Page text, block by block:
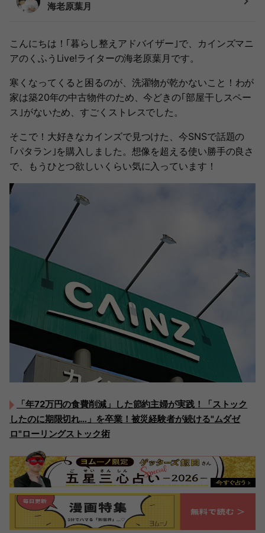
海老原葉月
こんにちは！｢暮らし整えアドバイザー｣で、カインズマニ
アのくふうLive!ライターの海老原葉月です。
寒くなってくると困るのが、洗濯物が乾かないこと！わが
家は築20年の中古物件のため、今どきの｢部屋干しスペー
ス｣がないため、すごくストレスでした。
そこで！大好きなカインズで見つけた、今SNSで話題の
｢パタラン｣を購入しました。想像を超える使い勝手の良さ
で、もうひとつ欲しいくらい気に入っています！
「年72万円の食費削減」した節約主婦が実践！「ストック
したのに期限切れ…」を卒業！被災経験者が続ける"ムダゼ
ロ"ローリングストック術